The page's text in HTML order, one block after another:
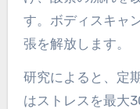
す。ボディスキャ
張を解放します。
研究によると、定
はストレスを最大